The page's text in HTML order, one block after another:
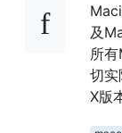
及
所
切实
X版